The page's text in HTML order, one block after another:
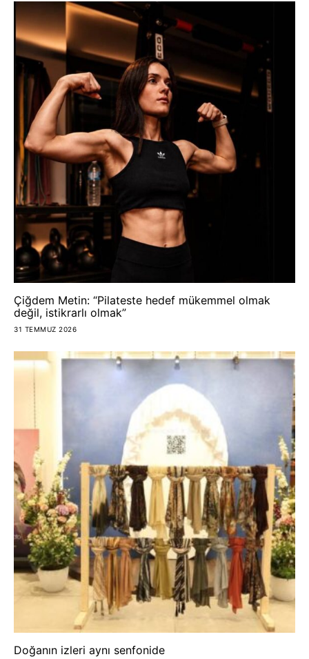
Çiğdem Metin: “Pilateste hedef mükemmel olmak
değil, istikrarlı olmak”
31 TEMMUZ 2026
Doğanın izleri aynı senfonide